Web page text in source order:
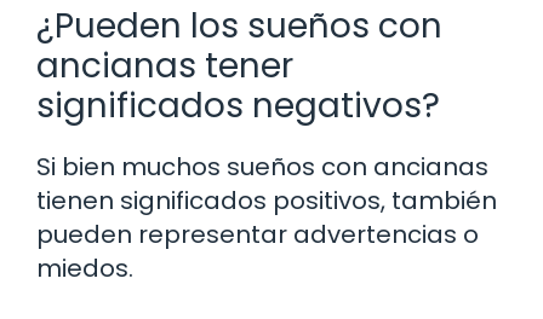
¿Pueden los sueños con
ancianas tener
significados negativos?
Si bien muchos sueños con ancianas
tienen significados positivos, también
pueden representar advertencias o
miedos.